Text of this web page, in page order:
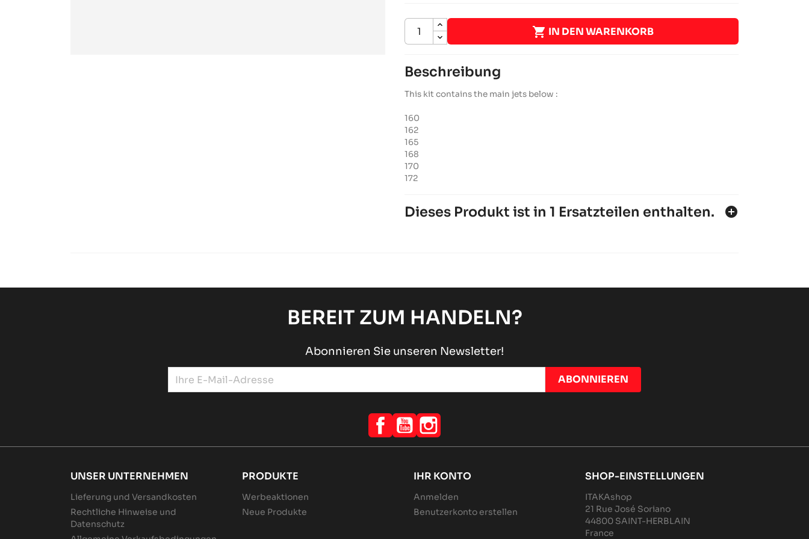
 IN DEN WARENKORB
Beschreibung
This kit contains the main jets below :
160
162
165
168
170
172
Dieses Produkt ist in 1 Ersatzteilen enthalten. add_circle
BEREIT ZUM HANDELN?
Abonnieren Sie unseren Newsletter!
Facebook
YouTube
UNSER UNTERNEHMEN
Lieferung und Versandkosten
Rechtliche Hinweise und
Datenschutz
PRODUKTE
Werbeaktionen
Neue Produkte
IHR KONTO
Anmelden
Benutzerkonto erstellen
SHOP-EINSTELLUNGEN
ITAKAshop
21 Rue José Soriano
44800 SAINT-HERBLAIN
France